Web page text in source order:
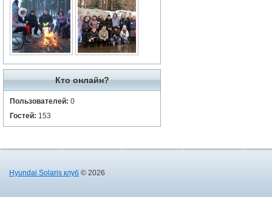
Кто онлайн?
Пользователей: 0
Гостей: 153
Hyundai Solaris клуб © 2026